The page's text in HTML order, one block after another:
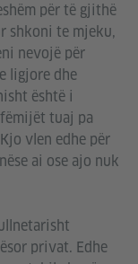
për të gjithë
shkoni te mjeku,
nevojë për
ligjore dhe
është i
tuaj pa
vlen edhe për
ai ose ajo nuk
privat. Edhe